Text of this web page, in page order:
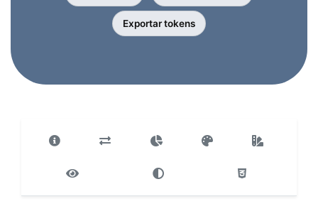
Exportar tokens